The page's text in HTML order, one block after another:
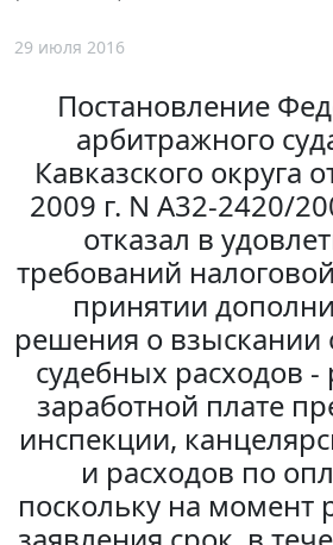
29 июля 2016
Постановление
арбитражного
Кавказского округа
2009 г. N А32-2420/
отказал в
требований
принятии
решения о взыскании
судебных расходов -
заработной плате
инспекции,
и расходов по
поскольку на момент